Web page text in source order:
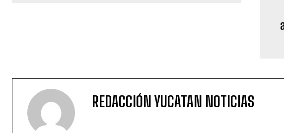
REDACCIÓN YUCATAN NOTICIAS